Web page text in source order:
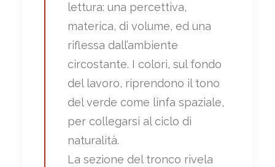
lettura: una percettiva,
materica, di volume, ed una
riflessa dall’ambiente
circostante. I colori, sul fondo
del lavoro, riprendono il tono
del verde come linfa spaziale,
per collegarsi al ciclo di
naturalità.
La sezione del tronco rivela